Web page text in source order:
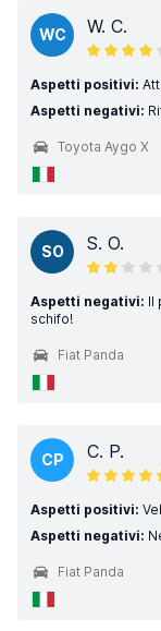
WC W. C.
Aspetti positivi:
Aspetti negativi:
Toyota Aygo X
SO S. O.
Aspetti negativi: Il
schifo!
Fiat Panda
CP C. P.
Aspetti positivi:
Aspetti negativi:
Fiat Panda